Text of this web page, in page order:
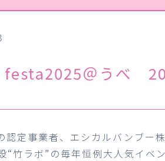
＠うべ
認定事業者、エシカルバンブー
“竹ラボ”の毎年恒例大人気イベ